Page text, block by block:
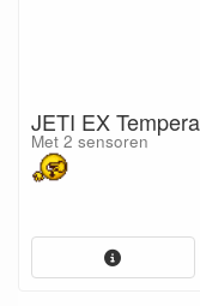
JETI EX
Met 2 sensoren